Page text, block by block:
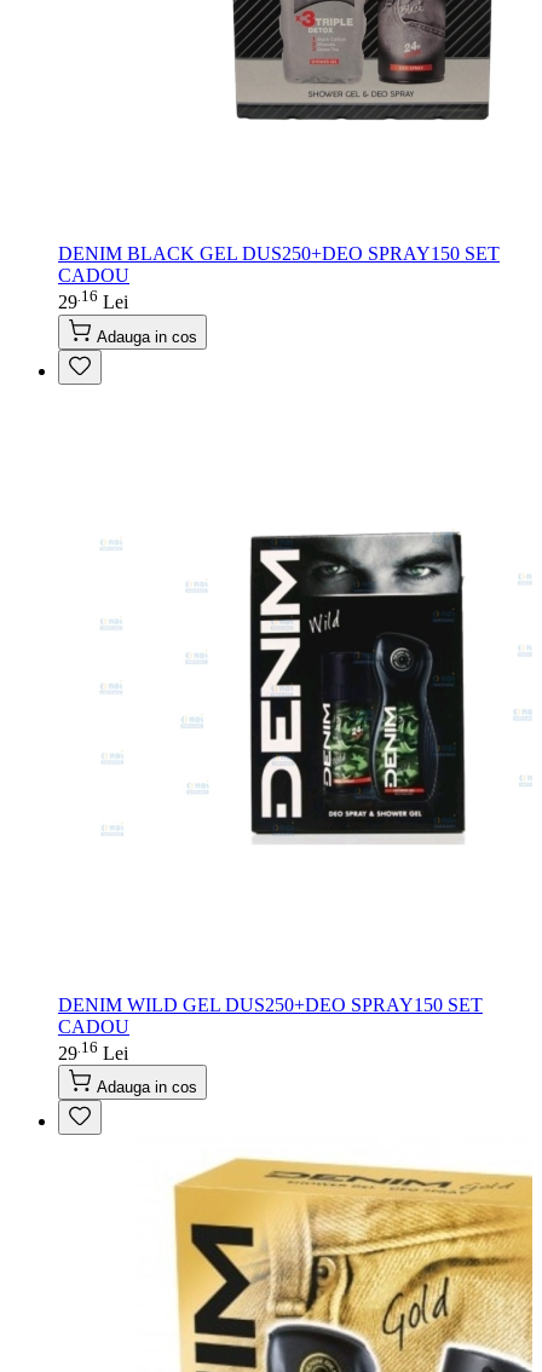
DENIM BLACK GEL DUS250+DEO SPRAY150 SET
CADOU
29 16 Lei
Adauga in cos
DENIM WILD GEL DUS250+DEO SPRAY150 SET
CADOU
29 16 Lei
Adauga in cos